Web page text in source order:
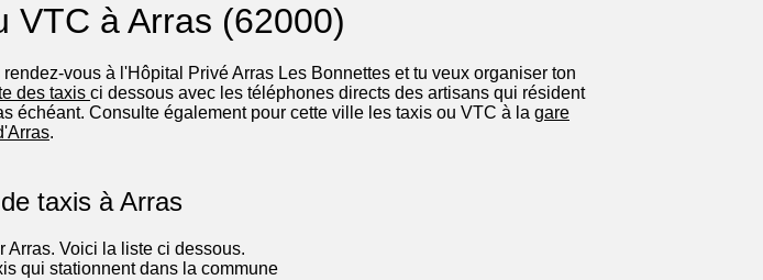
VTC à Arras (62000)
vous à l'Hôpital Privé Arras Les Bonnettes et tu veux organiser ton
des taxis ci dessous avec les téléphones directs des artisans qui résident
échéant. Consulte également pour cette ville les taxis ou VTC à la gare
.
taxis à Arras
Arras. Voici la liste ci dessous.
qui stationnent dans la commune